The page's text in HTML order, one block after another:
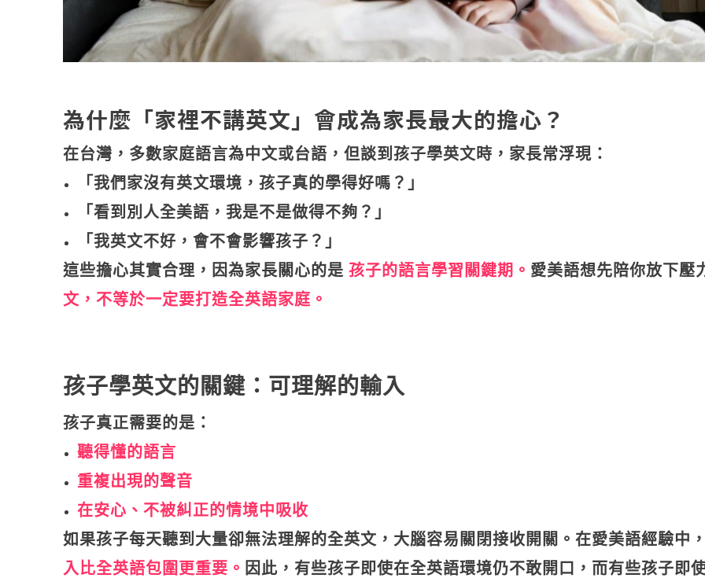
為什麼「家裡不講英文」會成為家長最大的擔心？
在台灣，多數家庭語言為中文或台語，但談到孩子學英文時，家長常浮現：
「我們家沒有英文環境，孩子真的學得好嗎？」
「看到別人全美語，我是不是做得不夠？」
「我英文不好，會不會影響孩子？」
這些擔心其實合理，因為家長關心的是 孩子的語言學習關鍵期。 愛美語想先陪你放下壓
文，不等於一定要打造全英語家庭。
孩子學英文的關鍵：可理解的輸入
孩子真正需要的是：
聽得懂的語言
重複出現的聲音
在安心、不被糾正的情境中吸收
如果孩子每天聽到大量卻無法理解的全英文，大腦容易關閉接收開關。在愛美語經驗中，
入比全英語包圍更重要。 因此，有些孩子即使在全英語環境仍不敢開口，而有些孩子即